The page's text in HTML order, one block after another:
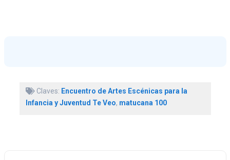
Claves: Encuentro de Artes Escénicas para la
Infancia y Juventud Te Veo, matucana 100